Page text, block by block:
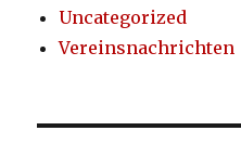
Uncategorized
Vereinsnachrichten